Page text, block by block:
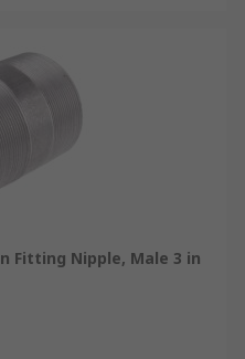
Fitting Nipple, Male 3 in